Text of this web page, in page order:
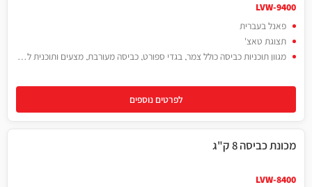
LVW-9400
פאנל בעברית
תצוגת טאצ'
מגוון תוכניות כביסה כולל צמר, בגדי ספורט, כביסה מעורבת, מצעים ותוכנית לבעלי אלרגיה. מהירות סחיטה עד 1400 סל"ד
לפרטים נוספים
מכונת כביסה 8 ק"ג
LVW-8400